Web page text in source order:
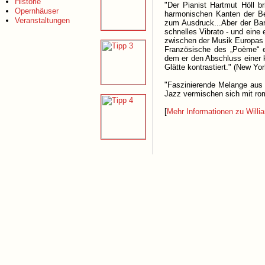
Opernhäuser
Veranstaltungen
"Der Pianist Hartmut Höll
harmonischen Kanten der
zum Ausdruck...Aber der
schnelles Vibrato - und eine
zwischen der Musik
Französische des
dem er den Abschluss einer
Glätte kontrastiert." (New
"Faszinierende Melange
Jazz vermischen sich mit
[Mehr Informationen zu